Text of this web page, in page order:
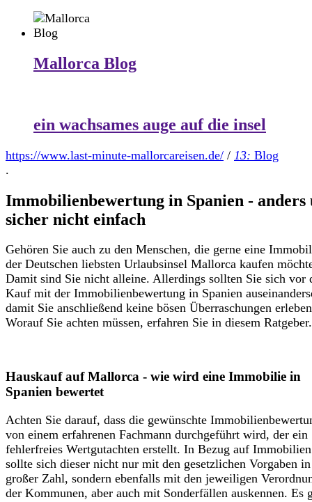
Mallorca Blog
ein wachsames auge auf die insel
https://www.last-minute-mallorcareisen.de/ / 13: Blog
.
Immobilienbewertung in Spanien - anders
sicher nicht einfach
Gehören Sie auch zu den Menschen, die gerne eine
der Deutschen liebsten Urlaubsinsel Mallorca kaufen
Damit sind Sie nicht alleine. Allerdings sollten Sie sich vor
Kauf mit der Immobilienbewertung in Spanien
damit Sie anschließend keine bösen Überraschungen
Worauf Sie achten müssen, erfahren Sie in diesem Ratgeber.
Hauskauf auf Mallorca - wie wird eine Immobilie in
Spanien bewertet
Achten Sie darauf, dass die gewünschte
von einem erfahrenen Fachmann durchgeführt wird, der ein
fehlerfreies Wertgutachten erstellt. In Bezug auf Immobilien
sollte sich dieser nicht nur mit den gesetzlichen Vorgaben in
großer Zahl, sondern ebenfalls mit den jeweiligen
der Kommunen, aber auch mit Sonderfällen auskennen. Es